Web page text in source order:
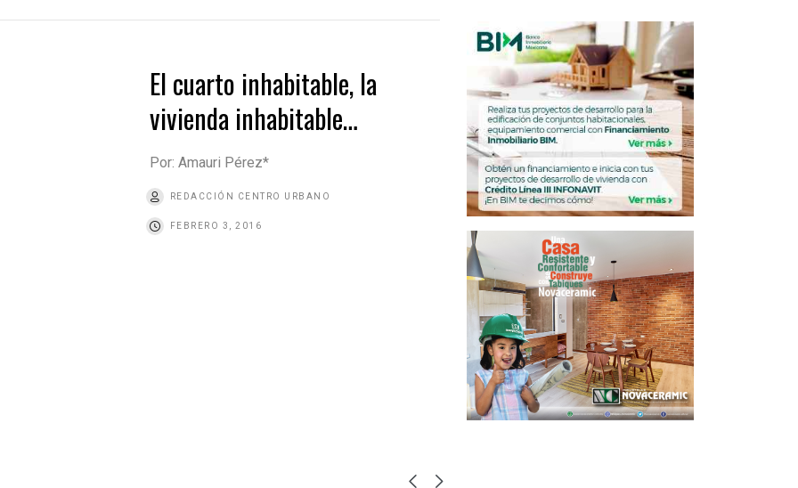
El cuarto inhabitable, la
vivienda inhabitable…
Por: Amauri Pérez*
REDACCIÓN CENTRO URBANO
FEBRERO 3, 2016